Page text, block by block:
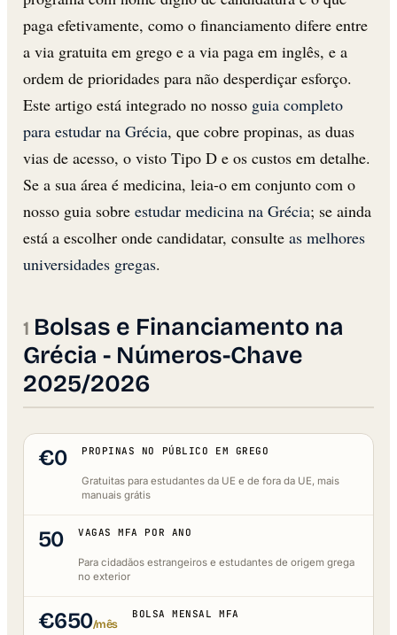
paga efetivamente, como o financiamento difere entre
a via gratuita em grego e a via paga em inglês, e a
ordem de prioridades para não desperdiçar esforço.
Este artigo está integrado no nosso guia completo
para estudar na Grécia, que cobre propinas, as duas
vias de acesso, o visto Tipo D e os custos em detalhe.
Se a sua área é medicina, leia-o em conjunto com o
nosso guia sobre estudar medicina na Grécia; se ainda
está a escolher onde candidatar, consulte as melhores
universidades gregas.
Bolsas e Financiamento na
Grécia - Números-Chave
2025/2026
€0 PROPINAS NO PÚBLICO EM GREGO
Gratuitas para estudantes da UE e de fora da UE, mais
manuais grátis
50 VAGAS MFA POR ANO
Para cidadãos estrangeiros e estudantes de origem grega
no exterior
€650/mês
BOLSA MENSAL MFA